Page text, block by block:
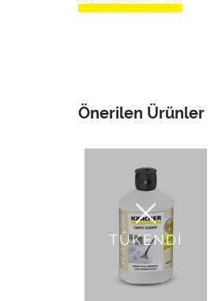
Önerilen Ürünler
TÜKENDİ